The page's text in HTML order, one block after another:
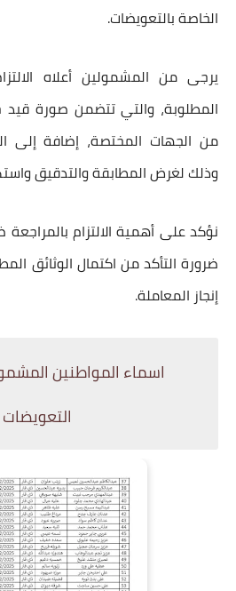
الخاصة بالتعويضات.
يرجى من المشمولين أعلاه
المطلوبة، والتي تتضمن صورة قيد
من الجهات المختصة، إضافة إلى
وذلك لغرض المطابقة والتدقيق
نؤكد على أهمية الالتزام
ضرورة التأكد من اكتمال الوثائق
إنجاز المعاملة.
اسماء المواطنين
التعويضات